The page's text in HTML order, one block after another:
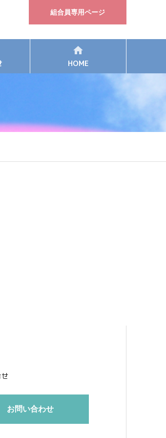
組合員専用ページ
HOME
お問い合わせ